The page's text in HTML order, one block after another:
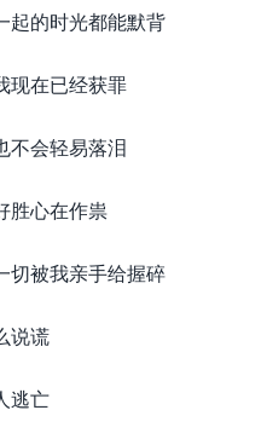
起的时光都能默背
现在已经获罪
不会轻易落泪
胜心在作祟
切被我亲手给握碎
说谎
逃亡